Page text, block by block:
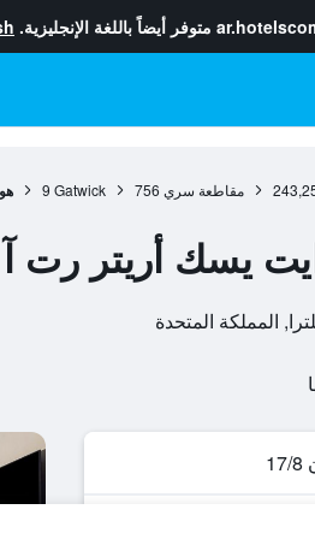
متوفر أيضاً باللغة الإنجليزية.
مقاطعة سري 756
Gatwick
9
ايت يسك أريتر
8